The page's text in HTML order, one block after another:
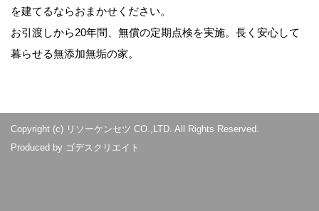
を建てるならおまかせください。
お引渡しから20年間、無償の定期点検を実施。長く安心して
暮らせる無添加無垢の家。
Copyright (c) リソーケンセツ CO.,LTD. All Rights Reserved.
Produced by ゴデスクリエイト